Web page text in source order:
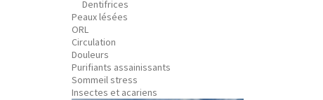
Dentifrices
Peaux lésées
ORL
Circulation
Douleurs
Purifiants assainissants
Sommeil stress
Insectes et acariens